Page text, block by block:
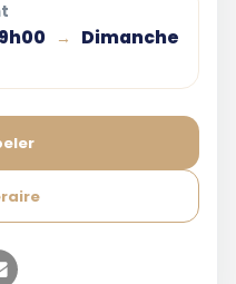
→
Dimanche